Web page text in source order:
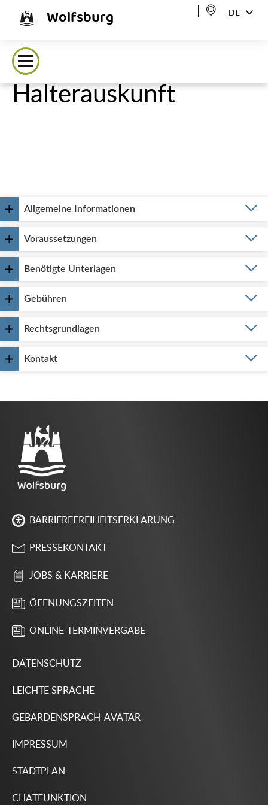
Wolfsburg DE
Halterauskunft
Allgemeine Informationen
Voraussetzungen
Benötigte Unterlagen
Gebühren
Rechtsgrundlagen
Kontakt
BARRIEREFREIHEITSERKLÄRUNG
PRESSEKONTAKT
JOBS & KARRIERE
ÖFFNUNGSZEITEN
ONLINE-TERMINVERGABE
DATENSCHUTZ
LEICHTE SPRACHE
GEBÄRDENSPRACH-AVATAR
IMPRESSUM
STADTPLAN
CHATFUNKTION